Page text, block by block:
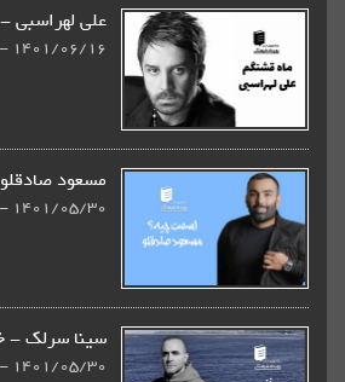
علی لهراسبی - ماه قشنگم
1401/06/16 - 01:00
مسعود صادقلو - اسمت چیه
1401/05/30 - 01:00
سینا سرلک - خزر
1401/05/30 - 01:00